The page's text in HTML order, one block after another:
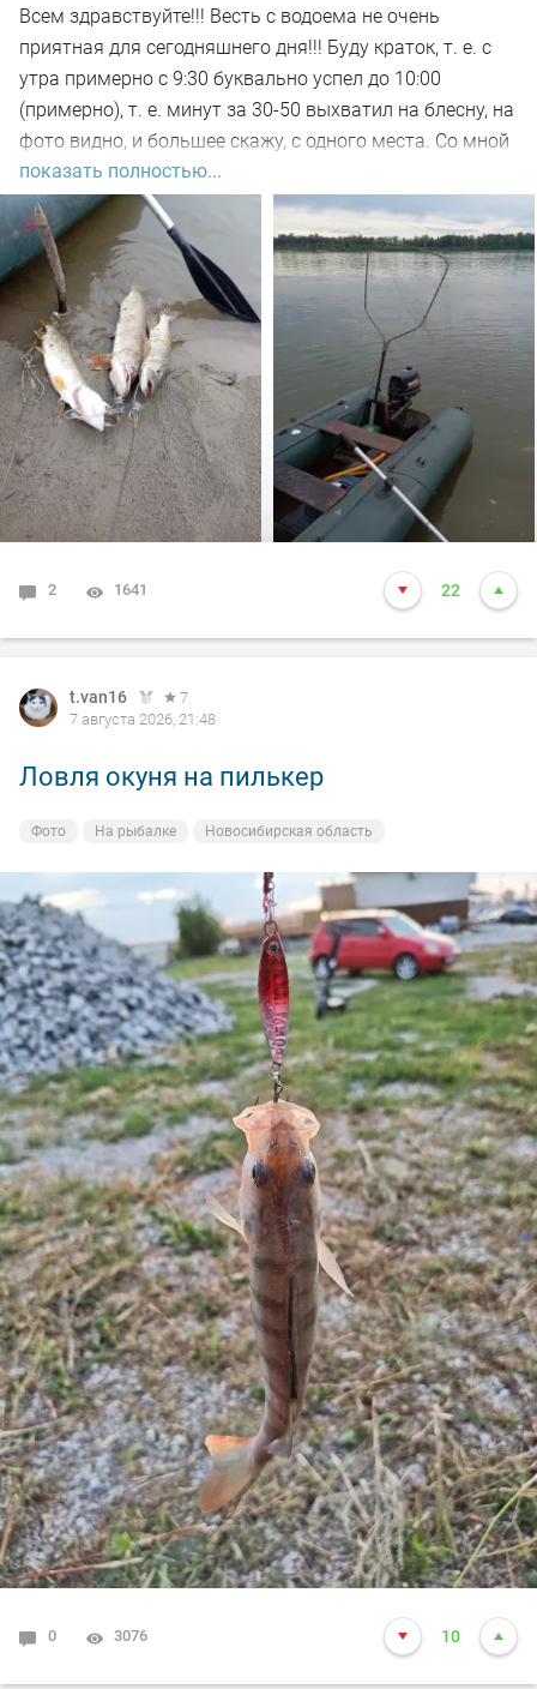
Всем здравствуйте!!! Весть с водоема не очень
приятная для сегодняшнего дня!!! Буду краток, т. е. с
утра примерно с 9:30 буквально успел до 10:00
(примерно), т. е. минут за 30-50 выхватил на блесну, на
фото видно, и большее скажу, с одного места. Со мной
был рыбак, который рыбачил с берега, т. е. я его увез
на остров на белую рыбу, а сам дальше, как обычно, по
корягам. Уже много написал)))). Так вот, сегодня
долбил до вечера выхода не как от слова совсем!!! Но
произошло не которое событие. Я предупредил деда
т.е собирайся домой, а сам от него 100м. И в отвес
между бревен я опустил блесну и понятно толи зацеп,
толи рыба, да оказалось опять дур махина, но я думаю
14-15 это точно. Так вот она меня помучила и я ее в
подсак, сильно ударила и в сплеск. Как так получилось
что в подсаке осталась одна блесна. Ну и как всегда
вам нхнч!!!
показать полностью...
2 1641 22
t.van16
7
7 августа 2026, 21:48
Ловля окуня на пилькер
Фото На рыбалке Новосибирская область
0 3076 10